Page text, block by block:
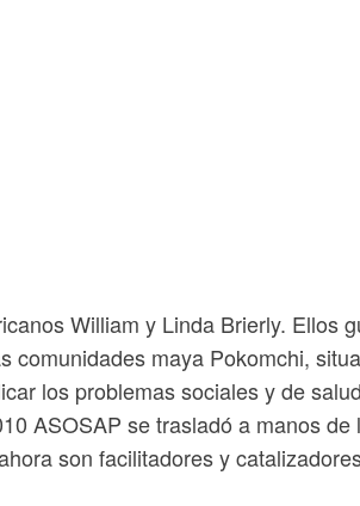
William y Linda Brierly. Ellos
maya Pokomchi,
los problemas sociales y de
ASOSAP se trasladó a manos
son facilitadores y